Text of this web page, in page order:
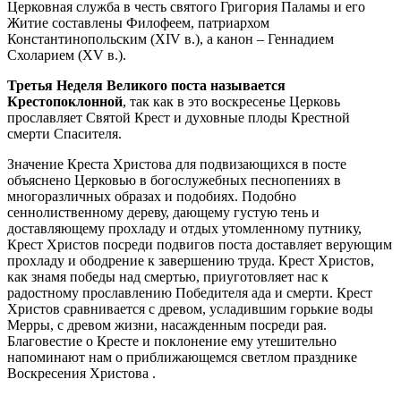
Церковная служба в честь святого Григория Паламы и его
Житие составлены Филофеем, патриархом
Константинопольским (XIV в.), а канон – Геннадием
Схоларием (XV в.).
Третья Неделя Великого поста называется
Крестопоклонной, так как в это воскресенье Церковь
прославляет Святой Крест и духовные плоды Крестной
смерти Спасителя.
Значение Креста Христова для подвизающихся в посте
объяснено Церковью в богослужебных песнопениях в
многоразличных образах и подобиях. Подобно
сеннолиственному дереву, дающему густую тень и
доставляющему прохладу и отдых утомленному путнику,
Крест Христов посреди подвигов поста доставляет верующим
прохладу и ободрение к завершению труда. Крест Христов,
как знамя победы над смертью, приуготовляет нас к
радостному прославлению Победителя ада и смерти. Крест
Христов сравнивается с древом, усладившим горькие воды
Мерры, с древом жизни, насажденным посреди рая.
Благовестие о Кресте и поклонение ему утешительно
напоминают нам о приближающемся светлом празднике
Воскресения Христова .